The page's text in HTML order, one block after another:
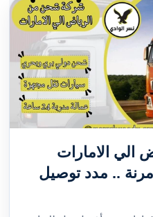
الامارات
أسعار مرنة .. مدد توصيل